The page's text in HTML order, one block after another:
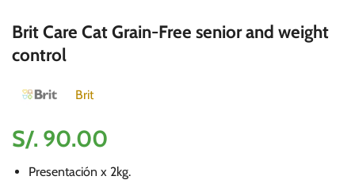
Brit Care Cat Grain-Free senior and weight
control
Brit
S/. 90.00
Presentación x 2kg.